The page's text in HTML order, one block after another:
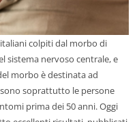
colpiti dal morbo di
sistema nervoso centrale, e
morbo è destinata ad
soprattutto le persone
prima dei 50 anni. Oggi